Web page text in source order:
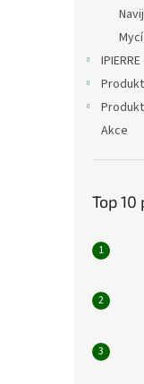
Akce
Top